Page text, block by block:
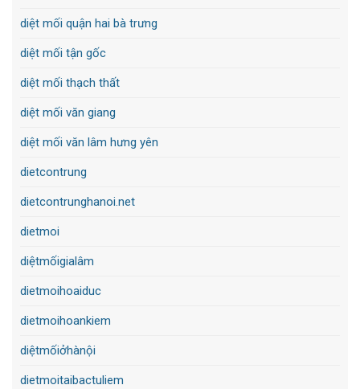
diệt mối quận hai bà trưng
diệt mối tận gốc
diệt mối thạch thất
diệt mối văn giang
diệt mối văn lâm hưng yên
dietcontrung
dietcontrunghanoi.net
dietmoi
diệtmốigialâm
dietmoihoaiduc
dietmoihoankiem
diệtmốiởhànội
dietmoitaibactuliem